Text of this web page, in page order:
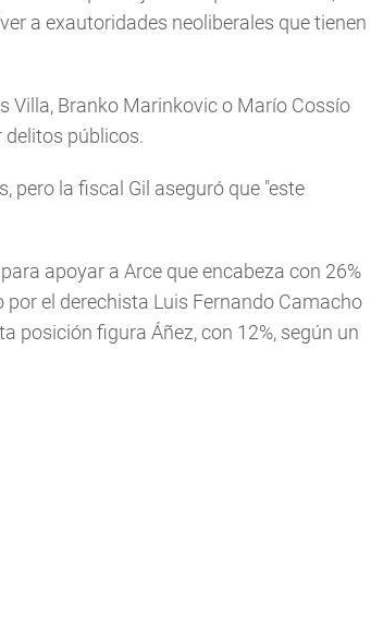
a exautoridades neoliberales que tienen
Villa, Branko Marinkovic o Marío Cossío
delitos públicos.
pero la fiscal Gil aseguró que "este
apoyar a Arce que encabeza con 26%
por el derechista Luis Fernando Camacho
posición figura Áñez, con 12%, según un